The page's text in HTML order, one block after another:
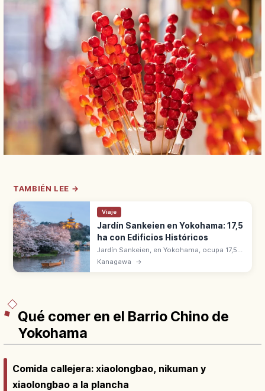
TAMBIÉN LEE →
Viaje
Jardín Sankeien en Yokohama: 17,5
ha con Edificios Históricos
Jardín Sankeien, en Yokohama, ocupa 17,5
hectáreas con edificios históricos
trasladados de todo Japón. Creado por
Kanagawa →
Qué comer en el Barrio Chino de
Yokohama
Comida callejera: xiaolongbao, nikuman y
xiaolongbao a la plancha